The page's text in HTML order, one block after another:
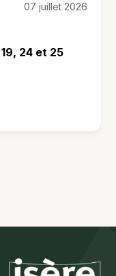
07 juillet 2026
24 et 25